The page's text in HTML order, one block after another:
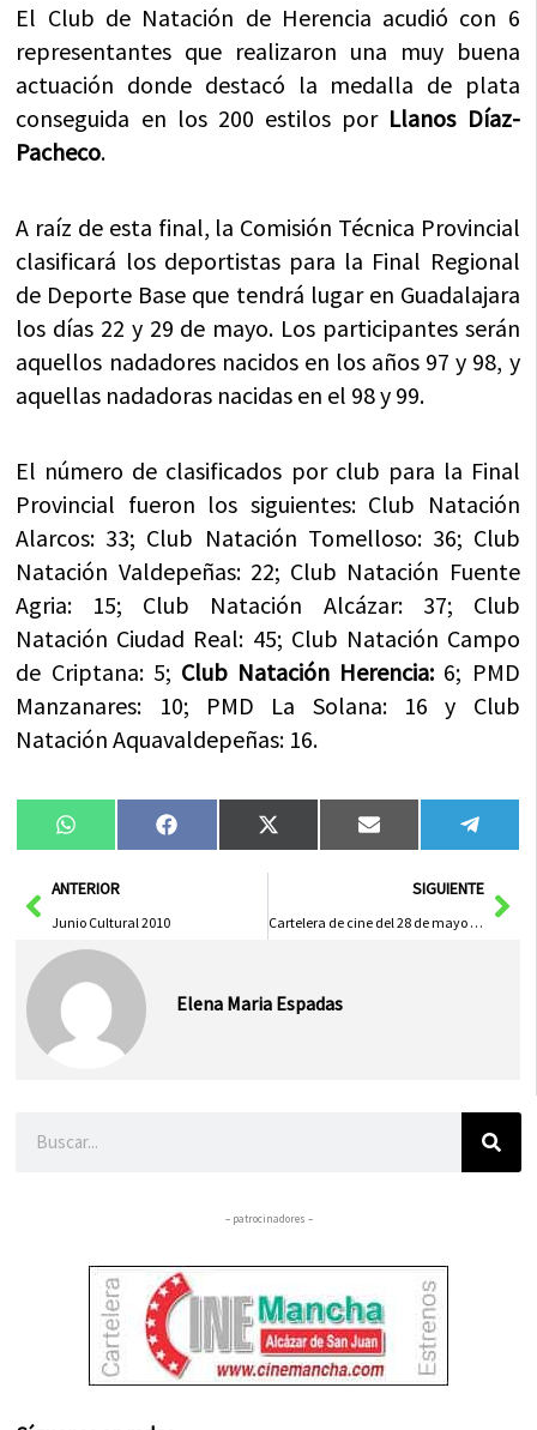
El Club de Natación de Herencia acudió con 6
representantes que realizaron una muy buena
actuación donde destacó la medalla de plata
conseguida en los 200 estilos porLlanos Díaz-
Pacheco.
A raíz de esta final, la Comisión Técnica Provincial
clasificará los deportistas para la Final Regional
de Deporte Base que tendrá lugar en Guadalajara
los días 22 y 29 de mayo. Los participantes serán
aquellos nadadores nacidos en los años 97 y 98, y
aquellas nadadoras nacidas en el 98 y 99.
El número de clasificados por club para la Final
Provincial fueron los siguientes: Club Natación
Alarcos: 33; Club Natación Tomelloso: 36; Club
Natación Valdepeñas: 22; Club Natación Fuente
Agria: 15; Club Natación Alcázar: 37; Club
Natación Ciudad Real: 45; Club Natación Campo
de Criptana: 5; Club Natación Herencia: 6; PMD
Manzanares: 10; PMD La Solana: 16 y Club
Natación Aquavaldepeñas: 16.
Compartir
en
WhatsAppCompartir
en
FacebookCompartir
en
X
(Twitter)
Compartir
en
Email
en
AntANTERIOR
Junio Cultural 2010
SIGUIENTE
Cartelera de cine del 28 de mayo al 3 de junio
Elena Maria Espadas
– patrocinadores –